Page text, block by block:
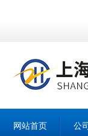
网站首页 公